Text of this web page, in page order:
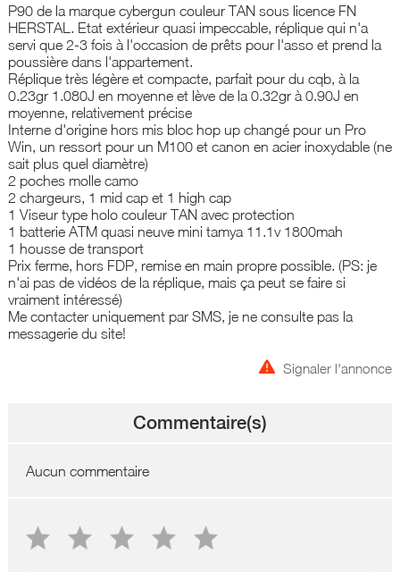
P90 de la marque cybergun couleur TAN sous licence FN
HERSTAL. Etat extérieur quasi impeccable, réplique qui n'a
servi que 2-3 fois à l'occasion de prêts pour l'asso et prend la
poussière dans l'appartement.
Réplique très légère et compacte, parfait pour du cqb, à la
0.23gr 1.080J en moyenne et lève de la 0.32gr à 0.90J en
moyenne, relativement précise
Interne d'origine hors mis bloc hop up changé pour un Pro
Win, un ressort pour un M100 et canon en acier inoxydable (ne
sait plus quel diamètre)
2 poches molle camo
2 chargeurs, 1 mid cap et 1 high cap
1 Viseur type holo couleur TAN avec protection
1 batterie ATM quasi neuve mini tamya 11.1v 1800mah
1 housse de transport
Prix ferme, hors FDP, remise en main propre possible. (PS: je
n'ai pas de vidéos de la réplique, mais ça peut se faire si
vraiment intéressé)
Me contacter uniquement par SMS, je ne consulte pas la
messagerie du site!
Signaler l'annonce
Commentaire(s)
Aucun commentaire